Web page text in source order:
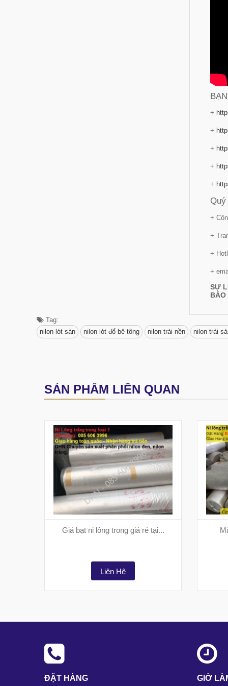
+
+
+
+
+
+
+
+
+
SỰ
BẢO
Tag:
nilon lót sàn
nilon lót đổ bê tông nilon trải nền nilon trải
SẢN PHẨM LIÊN QUAN
Giá bạt ni lông trong giá rẻ tại...
Liên Hệ
ĐẶT HÀNG GIỜ